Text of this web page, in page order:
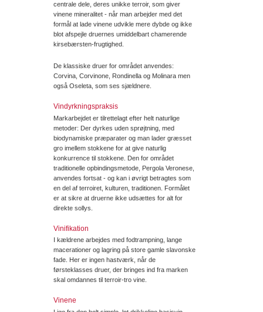
centrale dele, deres unikke terroir, som giver
vinene mineralitet - når man arbejder med det
formål at lade vinene udvikle mere dybde og ikke
blot afspejle druernes umiddelbart chamerende
kirsebærsten-frugtighed.
De klassiske druer for området anvendes:
Corvina, Corvinone, Rondinella og Molinara men
også Oseleta, som ses sjældnere.
Vindyrkningspraksis
Markarbejdet er tilrettelagt efter helt naturlige
metoder: Der dyrkes uden sprøjtning, med
biodynamiske præparater og man lader græsset
gro imellem stokkene for at give naturlig
konkurrence til stokkene. Den for området
traditionelle opbindingsmetode, Pergola Veronese,
anvendes fortsat - og kan i øvrigt betragtes som
en del af terroiret, kulturen, traditionen. Formålet
er at sikre at druerne ikke udsættes for alt for
direkte sollys.
Vinifikation
I kældrene arbejdes med fodtrampning, lange
macerationer og lagring på store gamle slavonske
fade. Her er ingen hastværk, når de
førsteklasses druer, der bringes ind fra marken
skal omdannes til terroir-tro vine.
Vinene